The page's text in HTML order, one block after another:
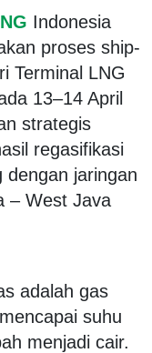
Indonesia
proses ship-
Terminal LNG
13–14 April
strategis
regasifikasi
dengan jaringan
– West Java
adalah gas
suhu
menjadi cair.